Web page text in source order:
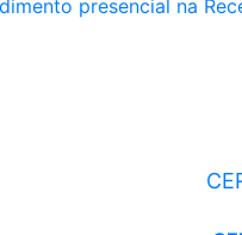
presencial na